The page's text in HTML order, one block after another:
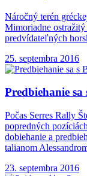
Náročný terén
Mimoriadne
predvídateľných
25. septembra 2016
Predbiehanie sa
Počas Serres Rally
popredných
dobiehanie a
talianom
23. septembra 2016